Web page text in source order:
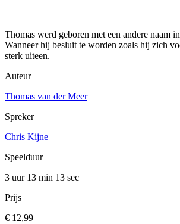
Thomas werd geboren met een andere naam
Wanneer hij besluit te worden zoals hij zich
sterk uiteen.
Auteur
Thomas van der Meer
Spreker
Chris Kijne
Speelduur
3 uur 13 min 13 sec
Prijs
€ 12,99